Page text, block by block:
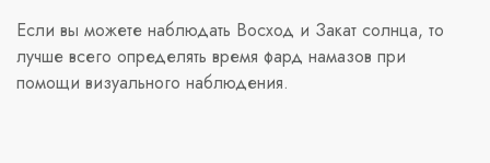
Если вы можете наблюдать Восход и Закат солнца, то
лучше всего определять время фард намазов при
помощи визуального наблюдения.